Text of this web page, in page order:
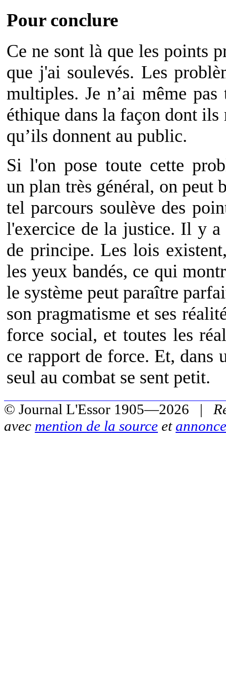
Pour conclure
Ce ne sont là que les points
que j'ai soulevés. Les
multiples. Je n’ai même
éthique dans la façon dont
qu’ils donnent au public.
Si l'on pose toute cette
un plan très général, on peut
tel parcours soulève des
l'exercice de la justice. Il y a
de principe. Les lois
les yeux bandés, ce qui
le système peut paraître
son pragmatisme et ses
force social, et toutes les
ce rapport de force. Et,
seul au combat se sent petit.
© Journal L'Essor 1905—2026 |
avec mention de la source et